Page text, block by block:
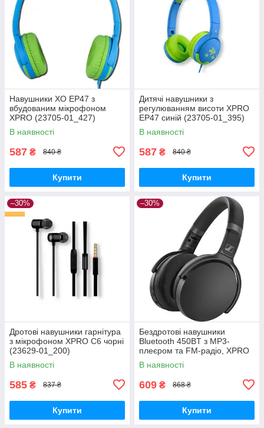
Навушники XO EP47 з
вбудованим мікрофоном
XPRO (23705-01_427)
В наявності
587 ₴ 840 ₴
Купити
Дитячі навушники з
регулюванням висоти XPRO
EP47 синій (23705-01_395)
В наявності
587 ₴ 840 ₴
Купити
–30%
Дротові навушники гарнітура
з мікрофоном XPRO C6 чорні
(23629-01_200)
В наявності
585 ₴ 837 ₴
Купити
–30%
Бездротові навушники
Bluetooth 450BT з MP3-
плеєром та FM-радіо, XPRO
(41166-450BT_231)
В наявності
609 ₴ 868 ₴
Купити